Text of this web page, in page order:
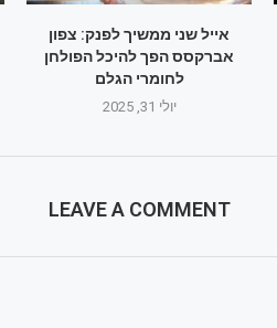
אייל שני ממשיך לפנק: צפון
אברקסס הפך להיכל הפולחן
לחומרי הגלם
יולי 31, 2025
LEAVE A COMMENT